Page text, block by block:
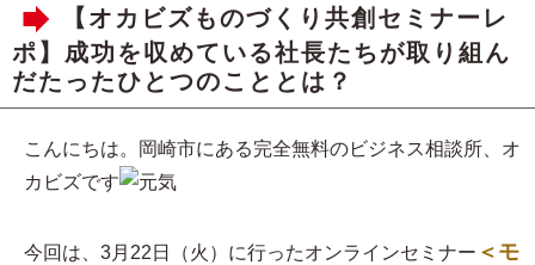
【オカビズものづくり共創セミナーレ
ポ】成功を収めている社長たちが取り組ん
だたったひとつのこととは？
こんにちは。岡崎市にある完全無料のビジネス相談所、オ
カビズです
今回は、3月22日（火）に行ったオンラインセミナー ＜モ